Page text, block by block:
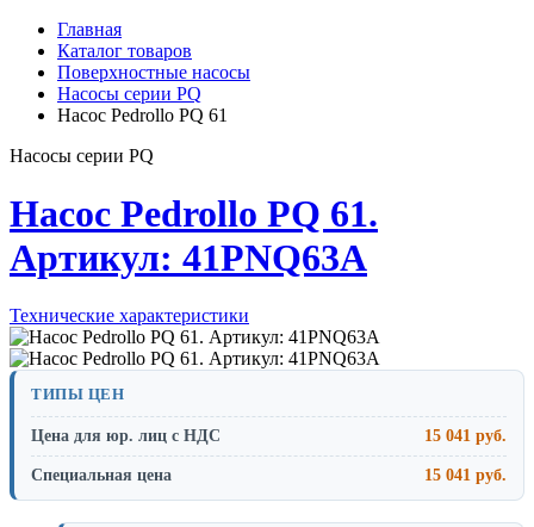
Главная
Каталог товаров
Поверхностные насосы
Насосы серии PQ
Насос Pedrollo PQ 61
Насосы серии PQ
Насос Pedrollo PQ 61.
Артикул: 41PNQ63A
Технические характеристики
ТИПЫ ЦЕН
Цена для юр. лиц с НДС 15 041 руб.
Специальная цена 15 041 руб.